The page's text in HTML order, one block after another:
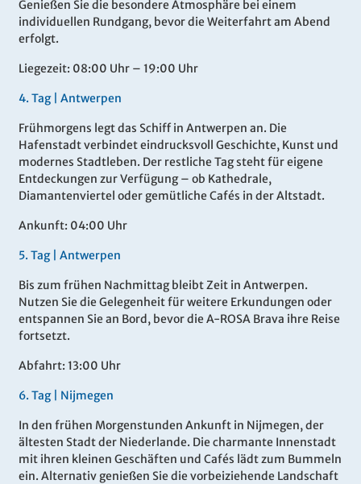
Genießen Sie die besondere Atmosphäre bei einem
individuellen Rundgang, bevor die Weiterfahrt am Abend
erfolgt.
Liegezeit: 08:00 Uhr – 19:00 Uhr
4. Tag | Antwerpen
Frühmorgens legt das Schiff in Antwerpen an. Die
Hafenstadt verbindet eindrucksvoll Geschichte, Kunst und
modernes Stadtleben. Der restliche Tag steht für eigene
Entdeckungen zur Verfügung – ob Kathedrale,
Diamantenviertel oder gemütliche Cafés in der Altstadt.
Ankunft: 04:00 Uhr
5. Tag | Antwerpen
Bis zum frühen Nachmittag bleibt Zeit in Antwerpen.
Nutzen Sie die Gelegenheit für weitere Erkundungen oder
entspannen Sie an Bord, bevor die A-ROSA Brava ihre Reise
fortsetzt.
Abfahrt: 13:00 Uhr
6. Tag | Nijmegen
In den frühen Morgenstunden Ankunft in Nijmegen, der
ältesten Stadt der Niederlande. Die charmante Innenstadt
mit ihren kleinen Geschäften und Cafés lädt zum Bummeln
ein. Alternativ genießen Sie die vorbeiziehende Landschaft